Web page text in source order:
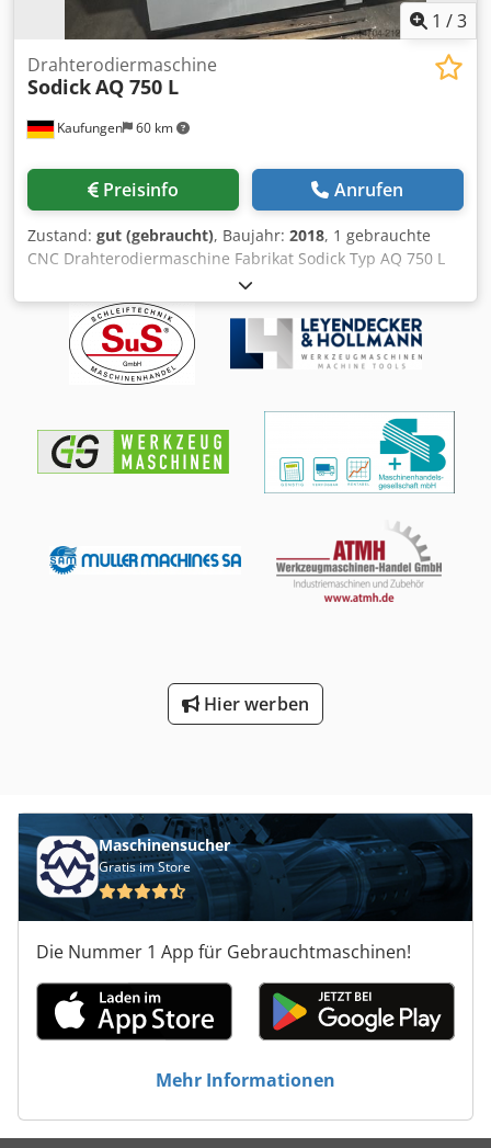
1 /3
Kaufungen 60 km
Drahterodiermaschine
SodickAQ 750 L
Preisinfo Anrufen
Zustand: gut (gebraucht), Baujahr: 2018, 1 gebrauchte
CNC Drahterodiermaschine Fabrikat Sodick Typ AQ 750 L
BJ. 2002 in 2018 von Sodick überholt Seitdem 4000
Arbeitsstunden Steuerung MARK 30 LN 1 W
Drahteinfädelung 97 Pipe AWT Chodpfx Asyknpgedyja
Hier werben
Maschinensucher
Gratis im Store
Die Nummer 1 App für Gebrauchtmaschinen!
Mehr Informationen